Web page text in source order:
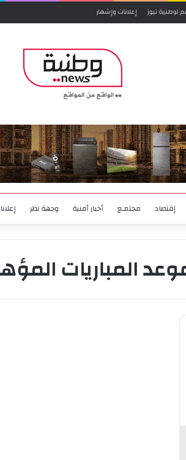
لوطنية نيوز إعلانات وإشهار
إقتصاد مجتمـع أخبار أمنية وجهة نظر
المباريات المؤهلة